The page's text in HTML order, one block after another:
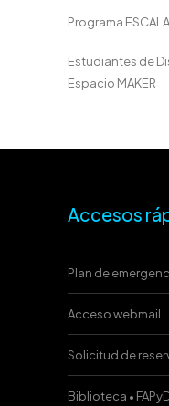
Programa
Estudiantes de
Espacio MAKER
Accesos
Plan de
Acceso webmail
Solicitud de
Biblioteca •